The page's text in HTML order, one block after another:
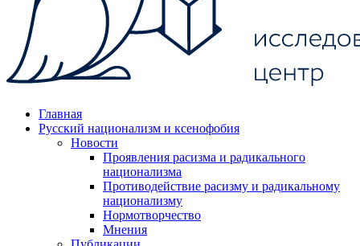
Главная
Русский национализм и ксенофобия
Новости
Проявления расизма и радикального
национализма
Противодействие расизму и радикальному
национализму
Нормотворчество
Мнения